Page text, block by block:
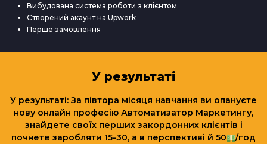
Вибудована система роботи з клієнтом
Створений акаунт на Upwork
Перше замовлення
У результаті
У результаті: За півтора місяця навчання ви опануєте
нову онлайн професію Автоматизатор Маркетингу,
знайдете своїх перших закордонних клієнтів і
почнете заробляти 15-30, а в перспективі й 50
/год